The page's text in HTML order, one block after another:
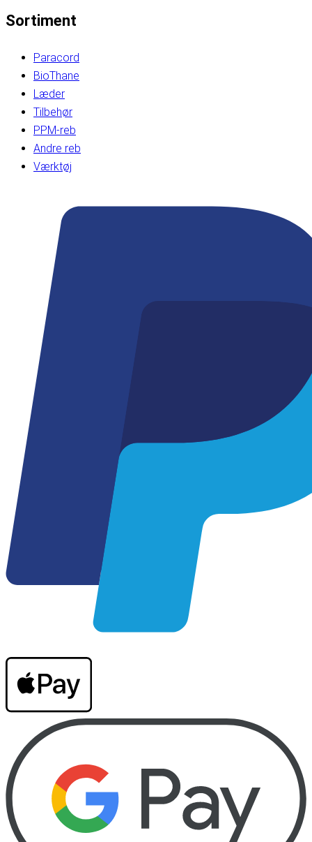
Sortiment
Paracord
BioThane
Læder
Tilbehør
PPM-reb
Andre reb
Værktøj